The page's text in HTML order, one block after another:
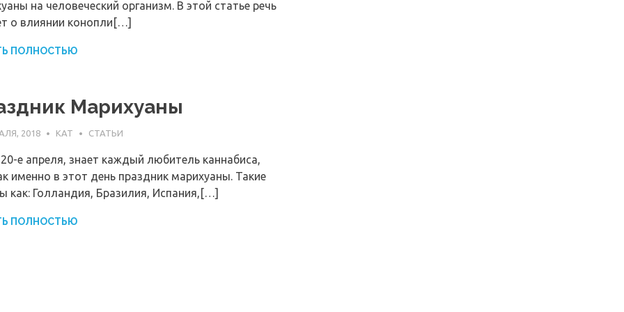
на человеческий организм. В этой статье речь
о влиянии конопли[…]
ПОЛНОСТЬЮ
Марихуаны
2018 KAT СТАТЬИ
е апреля, знает каждый любитель каннабиса,
именно в этот день праздник марихуаны. Такие
как: Голландия, Бразилия, Испания,[…]
ПОЛНОСТЬЮ